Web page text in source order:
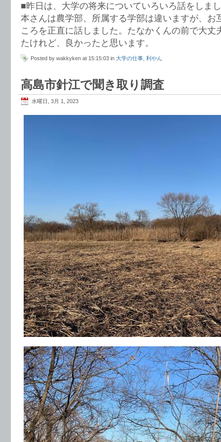
■昨日は、大学の将来についていろいろ話をしま
本さんは農学部、所属する学部は違いますが、お
ころを正直に話しました。たなかくんの前で大丈
たけれど、良かったと思います。
Posted by wakkyken at 15:15:03 in 大学の仕事 利やん
高島市針江で聞き取り調査
水曜日, 3月 1, 2023